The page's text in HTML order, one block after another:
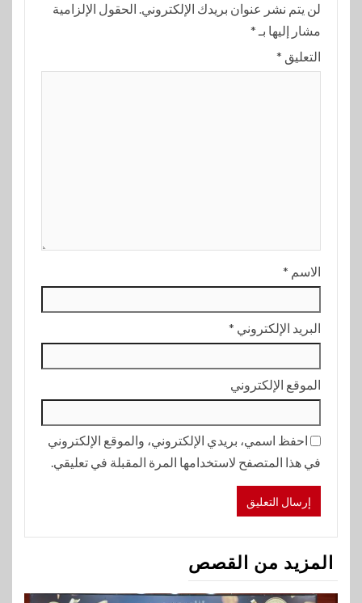
لن يتم نشر عنوان بريدك الإلكتروني. الحقول الإلزامية
مشار إليها بـ *
التعليق *
الاسم *
البريد الإلكتروني *
الموقع الإلكتروني
احفظ اسمي، بريدي الإلكتروني، والموقع الإلكتروني
في هذا المتصفح لاستخدامها المرة المقبلة في تعليقي.
المزيد من القصص